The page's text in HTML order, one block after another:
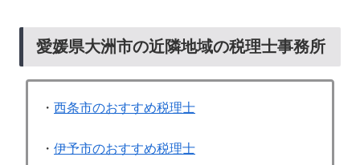
愛媛県大洲市の近隣地域の税理士事務所
・ 西条市のおすすめ税理士
・ 伊予市のおすすめ税理士